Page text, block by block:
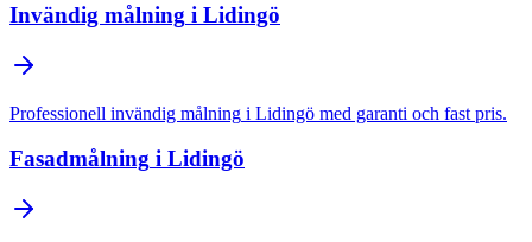
Invändig målning i Lidingö
Professionell invändig målning i Lidingö med garanti och fast pris.
Fasadmålning i Lidingö